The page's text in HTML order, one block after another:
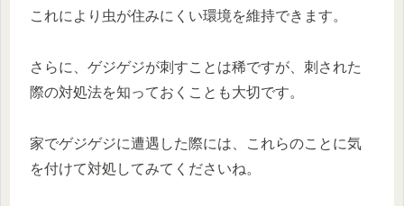
これにより虫が住みにくい環境を維持できます。
さらに、ゲジゲジが刺すことは稀ですが、刺された
際の対処法を知っておくことも大切です。
家でゲジゲジに遭遇した際には、これらのことに気
を付けて対処してみてくださいね。